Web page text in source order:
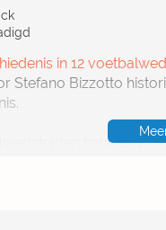
in 12
Stefano Bizzotto
hebben